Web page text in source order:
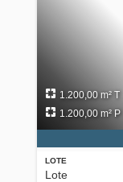
LOTE
Lote
1.200,00 m² T
1.200,00 m² P